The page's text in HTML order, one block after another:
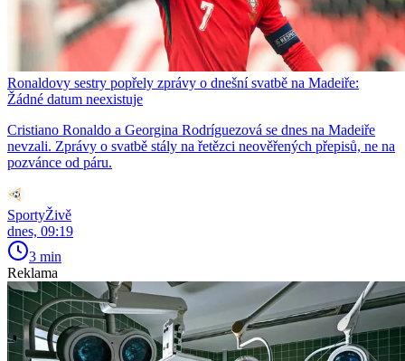
Ronaldovy sestry popřely zprávy o dnešní svatbě na Madeiře:
Žádné datum neexistuje
Cristiano Ronaldo a Georgina Rodríguezová se dnes na Madeiře
nevzali. Zprávy o svatbě stály na řetězci neověřených přepisů, ne na
pozvánce od páru.
SportyŽivě
dnes, 09:19
3 min
Reklama